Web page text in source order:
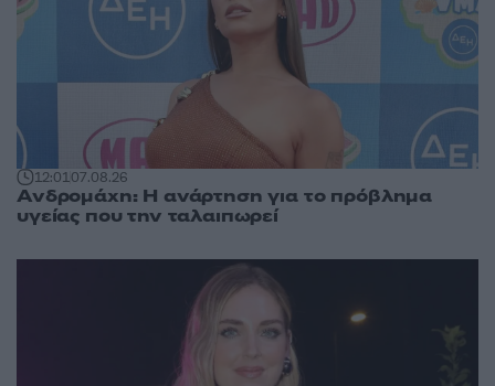
12:0107.08.26
Ανδρομάχη: Η ανάρτηση για το πρόβλημα
υγείας που την ταλαιπωρεί